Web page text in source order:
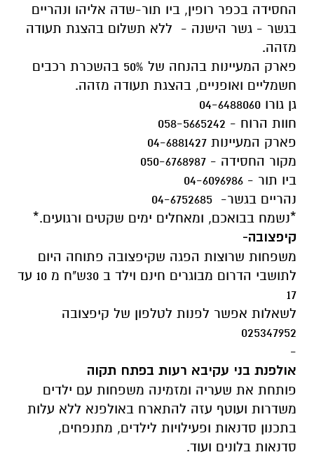
החסידה בכפר רופין, ביו תור-שדה אליהו ונהריים
בגשר - גשר הישנה - ללא תשלום בהצגת תעודה
מזהה.
פארק המעיינות בהנחה של 50% בהשכרת רכבים
חשמליים ואופניים, בהצגת תעודה מזהה.
גן גורו 04-6488060
חוות הרוח - 058-5665242
פארק המעיינות 04-6881427
מקור החסידה - 050-6768987
ביו תור - 04-6096986
נהריים בגשר- 04-6752685
*נשמח בבואכם, ומאחלים ימים שקטים ורגועים.*
קיפצובה-
משפחות שרוצות הפגה שקיפצובה פתוחה היום
לתושבי הדרום מבוגרים חינם וילד ב 30ש"ח מ 10 עד
17
לשאלות אפשר לפנות לטלפון של קיפצובה
025347952
-
אולפנת בני עקיבא רעות בפתח תקוה
פותחת את שעריה ומזמינה משפחות עם ילדים
משדרות ועוטף עזה להתארח באולפנא ללא עלות
בתכנון סדנאות ופעילויות לילדים, מתנפחים,
סדנאות בלונים ועוד.